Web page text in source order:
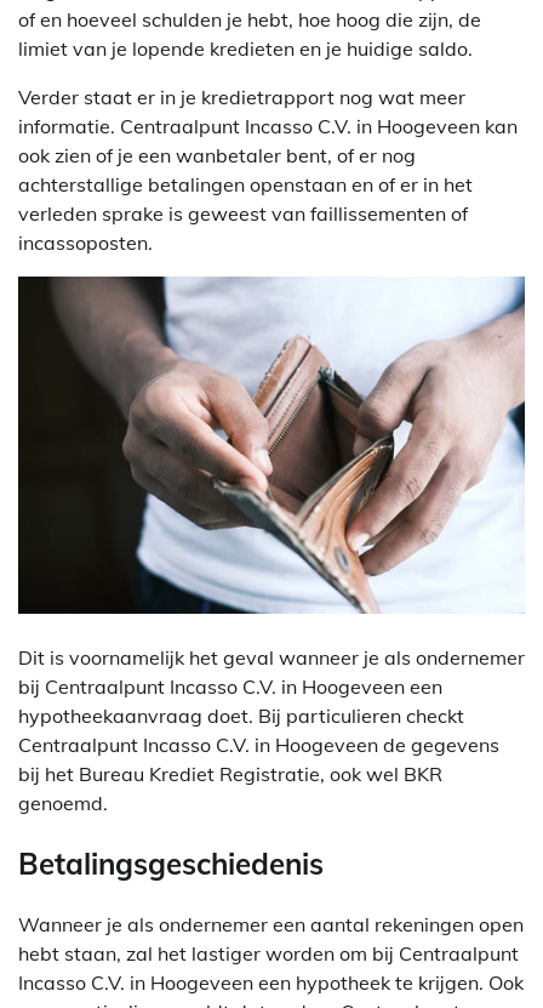
of en hoeveel schulden je hebt, hoe hoog die zijn, de
limiet van je lopende kredieten en je huidige saldo.
Verder staat er in je kredietrapport nog wat meer
informatie. Centraalpunt Incasso C.V. in Hoogeveen kan
ook zien of je een wanbetaler bent, of er nog
achterstallige betalingen openstaan en of er in het
verleden sprake is geweest van faillissementen of
incassoposten.
Dit is voornamelijk het geval wanneer je als ondernemer
bij Centraalpunt Incasso C.V. in Hoogeveen een
hypotheekaanvraag doet. Bij particulieren checkt
Centraalpunt Incasso C.V. in Hoogeveen de gegevens
bij het Bureau Krediet Registratie, ook wel BKR
genoemd.
Betalingsgeschiedenis
Wanneer je als ondernemer een aantal rekeningen open
hebt staan, zal het lastiger worden om bij Centraalpunt
Incasso C.V. in Hoogeveen een hypotheek te krijgen. Ook